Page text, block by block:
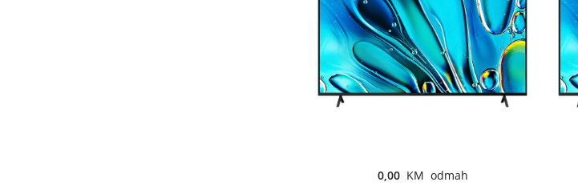
0,00 KM odmah